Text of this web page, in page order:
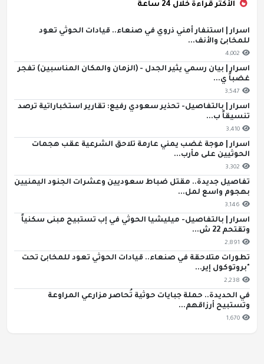
الأكثر قراءة خلال 24 ساعة
اسرار | استنفار أمني ذروي في صنعاء.. قيادات الحوثي تعود
للمخابئ والأنف...
4,002
اسرار | بيان رسمي يثير الجدل - (الزمان والمكان المناسبين) تفجر
غضباً ي...
3,547
اسرار | بالتفاصيل- تحذير سعودي رفيع: تقارير استخباراتية ترصد
تنسيقاً ب...
3,410
اسرار | موجة غضب يمني عارمة تلاحق الشرعية عقب هجمات
الحوثيين على مأرب...
3,302
تفاصيل جديدة.. مقتل ضباط سعوديين وعشرات الجنود اليمنيين
بهجوم واسع لمل...
3,146
اسرار | بالتفاصيل- ميليشيا الحوثي في إب تستبيح مبنى سكنياً
وتقتحم 22 ش...
2,891
تطورات متلاحقة في صنعاء.. قيادات الحوثي تعود للمخابئ تحت
"بروتوكول إير...
2,238
في الحديدة.. حملة جبايات حوثية تُحاصر مزارعي المراوعة
وتستبيح أرزاقهم...
1,670